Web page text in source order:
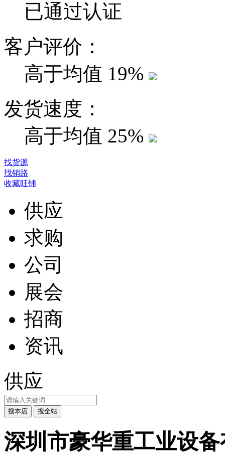
已通过认证
客户评价：
高于均值 19%
发货速度：
高于均值 25%
找货源
找销路
收藏旺铺
供应
求购
公司
展会
招商
资讯
供应
深圳市豪华重工业设